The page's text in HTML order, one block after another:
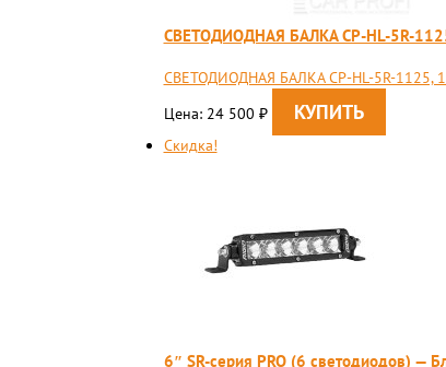
СВЕТОДИОДНАЯ БАЛКА CP-HL-5R-
СВЕТОДИОДНАЯ БАЛКА CP-HL-5R-1125,
Цена: 24 500 ₽
Скидка!
6″ SR-серия PRO (6 светодиодов) —